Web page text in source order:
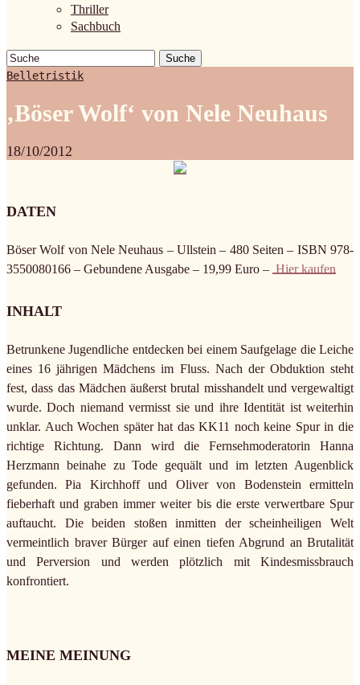
Thriller
Sachbuch
Suche
Belletristik
‚Böser Wolf‘ von Nele Neuhaus
18/10/2012
DATEN
Böser Wolf von Nele Neuhaus – Ullstein – 480 Seiten – ISBN 978-
3550080166 – Gebundene Ausgabe – 19,99 Euro – Hier kaufen
INHALT
Betrunkene Jugendliche entdecken bei einem Saufgelage die Leiche
eines 16 jährigen Mädchens im Fluss. Nach der Obduktion steht
fest, dass das Mädchen äußerst brutal misshandelt und vergewaltigt
wurde. Doch niemand vermisst sie und ihre Identität ist weiterhin
unklar. Auch Wochen später hat das KK11 noch keine Spur in die
richtige Richtung. Dann wird die Fernsehmoderatorin Hanna
Herzmann beinahe zu Tode gequält und im letzten Augenblick
gefunden. Pia Kirchhoff und Oliver von Bodenstein ermitteln
fieberhaft und graben immer weiter bis die erste verwertbare Spur
auftaucht. Die beiden stoßen inmitten der scheinheiligen Welt
vermeintlich braver Bürger auf einen tiefen Abgrund an Brutalität
und Perversion und werden plötzlich mit Kindesmissbrauch
konfrontiert.
MEINE MEINUNG